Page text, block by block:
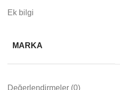
Ek bilgi
MARKA
Değerlendirmeler (0)